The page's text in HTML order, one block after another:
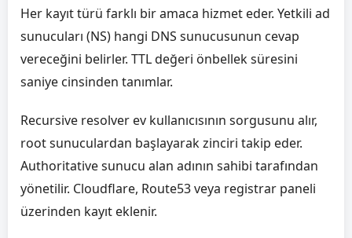
Her kayıt türü farklı bir amaca hizmet eder. Yetkili ad
sunucuları (NS) hangi DNS sunucusunun cevap
vereceğini belirler. TTL değeri önbellek süresini
saniye cinsinden tanımlar.
Recursive resolver ev kullanıcısının sorgusunu alır,
root sunuculardan başlayarak zinciri takip eder.
Authoritative sunucu alan adının sahibi tarafından
yönetilir. Cloudflare, Route53 veya registrar paneli
üzerinden kayıt eklenir.